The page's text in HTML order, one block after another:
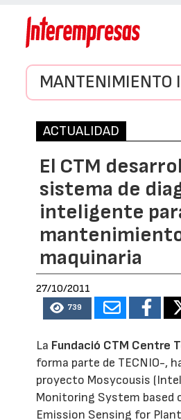
MANTENIMIENTO
ACTUALIDAD
El CTM
sistema de
inteligente
maquinaria
27/10/2011
739
La Fundació CTM Centre
forma parte de TECNIO-,
proyecto Mosycousis
Monitoring System based
Emission Sensing for